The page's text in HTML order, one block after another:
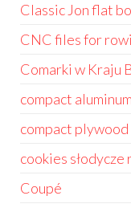
Classic Jon flat
CNC files for
Comarki w Kraju
compact
compact
cookies słodycze
Coupé